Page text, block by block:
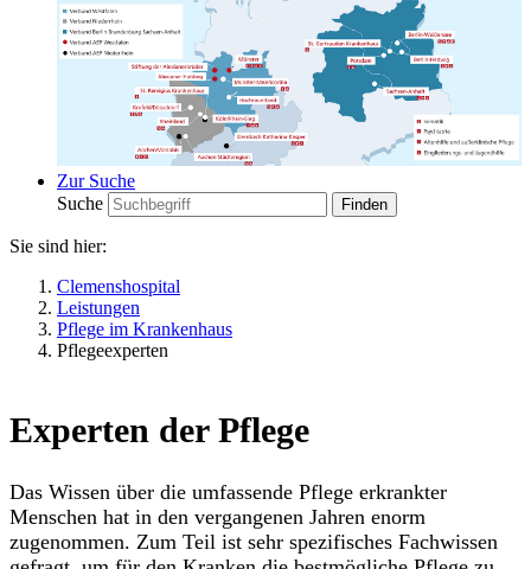
Zur Suche
Suche
Sie sind hier:
Clemenshospital
Leistungen
Pflege im Krankenhaus
Pflegeexperten
Experten der Pflege
Das Wissen über die umfassende Pflege erkrankter
Menschen hat in den vergangenen Jahren enorm
zugenommen. Zum Teil ist sehr spezifisches Fachwissen